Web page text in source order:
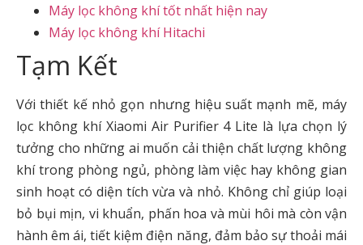
Máy lọc không khí tốt nhất hiện nay
Máy lọc không khí Hitachi
Tạm Kết
Với thiết kế nhỏ gọn nhưng hiệu suất mạnh mẽ, máy
lọc không khí Xiaomi Air Purifier 4 Lite là lựa chọn lý
tưởng cho những ai muốn cải thiện chất lượng không
khí trong phòng ngủ, phòng làm việc hay không gian
sinh hoạt có diện tích vừa và nhỏ. Không chỉ giúp loại
bỏ bụi mịn, vi khuẩn, phấn hoa và mùi hôi mà còn vận
hành êm ái, tiết kiệm điện năng, đảm bảo sự thoải mái